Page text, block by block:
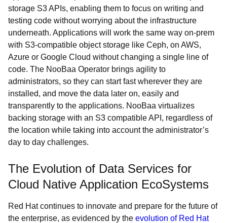
storage S3 APIs, enabling them to focus on writing and
testing code without worrying about the infrastructure
underneath. Applications will work the same way on-prem
with S3-compatible object storage like Ceph, on AWS,
Azure or Google Cloud without changing a single line of
code. The NooBaa Operator brings agility to
administrators, so they can start fast wherever they are
installed, and move the data later on, easily and
transparently to the applications. NooBaa virtualizes
backing storage with an S3 compatible API, regardless of
the location while taking into account the administrator’s
day to day challenges.
The Evolution of Data Services for
Cloud Native Application EcoSystems
Red Hat continues to innovate and prepare for the future of
the enterprise, as evidenced by the evolution of Red Hat